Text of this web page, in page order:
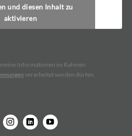
und diesen Inhalt zu
aktivieren
Informationen im Rahmen
verarbeitet werden dürfen.